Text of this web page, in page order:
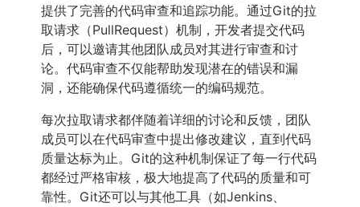
提供了完善的代码审查和追踪功能。通过Git的拉
取请求（PullRequest）机制，开发者提交代码
后，可以邀请其他团队成员对其进行审查和讨
论。代码审查不仅能帮助发现潜在的错误和漏
洞，还能确保代码遵循统一的编码规范。
每次拉取请求都伴随着详细的讨论和反馈，团队
成员可以在代码审查中提出修改建议，直到代码
质量达标为止。Git的这种机制保证了每一行代码
都经过严格审核，极大地提高了代码的质量和可
靠性。Git还可以与其他工具（如Jenkins、